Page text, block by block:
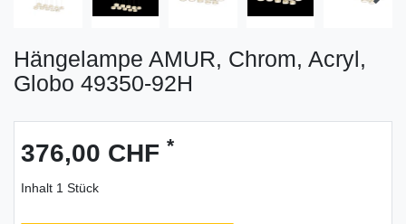
Hängelampe AMUR, Chrom, Acryl,
Globo 49350-92H
376,00 CHF *
Inhalt 1 Stück